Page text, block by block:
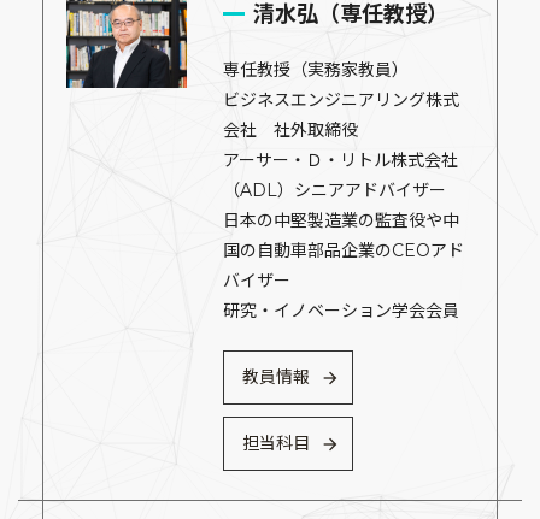
清水弘（専任教授）
専任教授（実務家教員）
ビジネスエンジニアリング株式
会社 社外取締役
アーサー・Ｄ・リトル株式会社
（ADL）シニアアドバイザー
日本の中堅製造業の監査役や中
国の自動車部品企業のCEOアド
バイザー
研究・イノベーション学会会員
教員情報
担当科目